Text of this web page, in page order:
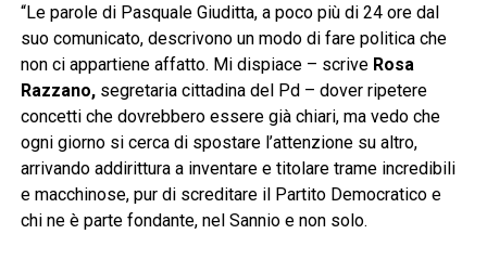
“Le parole di Pasquale Giuditta, a poco più di 24 ore dal
suo comunicato, descrivono un modo di fare politica che
non ci appartiene affatto. Mi dispiace – scrive Rosa
Razzano,segretaria cittadina del Pd – dover ripetere
concetti che dovrebbero essere già chiari, ma vedo che
ogni giorno si cerca di spostare l’attenzione su altro,
arrivando addirittura a inventare e titolare trame incredibili
e macchinose, pur di screditare il Partito Democratico e
chi ne è parte fondante, nel Sannio e non solo.